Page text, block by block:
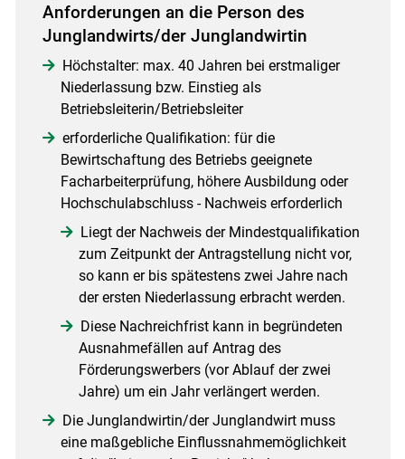
Anforderungen an die Person des
Junglandwirts/der Junglandwirtin
Höchstalter: max. 40 Jahren bei erstmaliger
Niederlassung bzw. Einstieg als
Betriebsleiterin/Betriebsleiter
erforderliche Qualifikation: für die
Bewirtschaftung des Betriebs geeignete
Facharbeiterprüfung, höhere Ausbildung oder
Hochschulabschluss - Nachweis erforderlich
Liegt der Nachweis der Mindestqualifikation
zum Zeitpunkt der Antragstellung nicht vor,
so kann er bis spätestens zwei Jahre nach
der ersten Niederlassung erbracht werden.
Diese Nachreichfrist kann in begründeten
Ausnahmefällen auf Antrag des
Förderungswerbers (vor Ablauf der zwei
Jahre) um ein Jahr verlängert werden.
Die Junglandwirtin/der Junglandwirt muss
eine maßgebliche Einflussnahmemöglichkeit